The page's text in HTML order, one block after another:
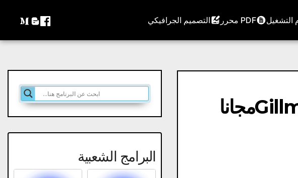
التشغيل PDF محرر التصميم الجرافيكي
تحميل برنامج Gillmeister Rename Expert 5.21.7مجانا
البرامج الشعبية